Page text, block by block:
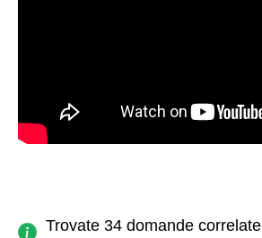
Trovate 34 domande correlate